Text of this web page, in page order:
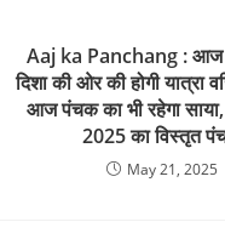
Aaj ka Panchang : आज
दिशा की ओर की होगी यात्रा
आज पंचक का भी रहेगा
2025 का विस्तृत
May 21, 2025